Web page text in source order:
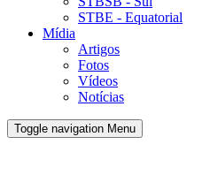
STBE - Equatorial
Mídia
Artigos
Fotos
Vídeos
Notícias
Toggle navigation Menu